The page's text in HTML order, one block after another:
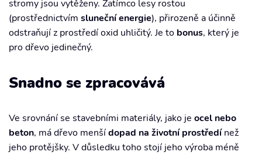
stromy jsou vytěženy. Zatímco lesy rostou
(prostřednictvím sluneční energie), přirozeně a účinně
odstraňují z prostředí oxid uhličitý. Je to bonus, který je
pro dřevo jedinečný.
Snadno se zpracovává
Ve srovnání se stavebními materiály, jako je ocel nebo
beton, má dřevo menšídopad na životní prostředínež
jeho protějšky. V důsledku toho stojí jeho výroba méně